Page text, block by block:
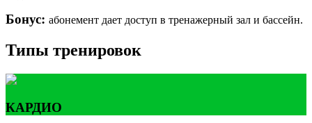
Бонус: абонемент дает доступ в тренажерный зал и бассейн.
Типы тренировок
КАРДИО